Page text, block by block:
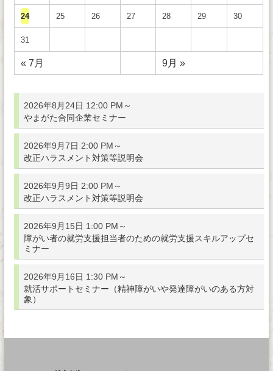
24 25 26 27 28 29 30
31
« 7月 9月 »
2026年8月24日 12:00 PM～
やまがた合同企業セミナー
2026年9月7日 2:00 PM～
改正ハラスメント対策等説明会
2026年9月9日 2:00 PM～
改正ハラスメント対策等説明会
2026年9月15日 1:00 PM～
障がい者の就労支援担当者のための就労支援スキルアップセ
ミナー
2026年9月16日 1:30 PM～
就活サポートセミナー（精神障がいや発達障がいのある方対
象）